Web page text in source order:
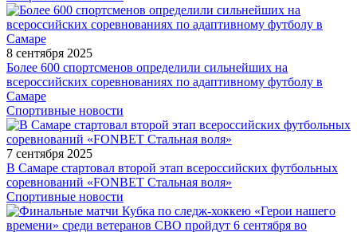
8 сентября 2025
Более 600 спортсменов определили сильнейших на
всероссийских соревнованиях по адаптивному футболу в
Самаре
Спортивные новости
7 сентября 2025
В Самаре стартовал второй этап всероссийских футбольных
соревнований «FONBET Стальная воля»
Спортивные новости